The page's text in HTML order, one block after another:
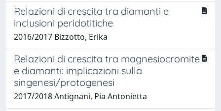
Relazioni di crescita tra diamanti e
inclusioni peridotitiche
2016/2017 Bizzotto, Erika
Relazioni di crescita tra magnesiocromite
e diamanti: implicazioni sulla
singenesi/protogenesi
2017/2018 Antignani, Pia Antonietta